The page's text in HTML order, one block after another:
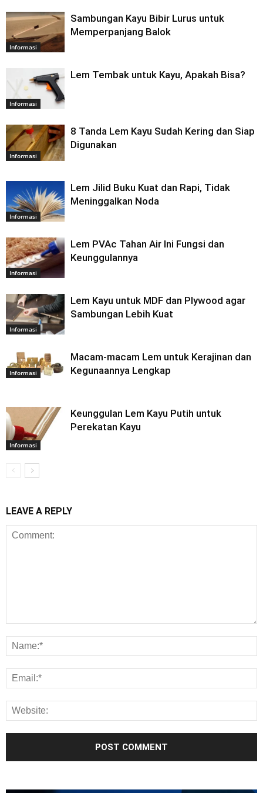
Informasi
Sambungan Kayu Bibir Lurus untuk
Memperpanjang Balok
Informasi
Lem Tembak untuk Kayu, Apakah Bisa?
Informasi
8 Tanda Lem Kayu Sudah Kering dan Siap
Digunakan
Informasi
Lem Jilid Buku Kuat dan Rapi, Tidak
Meninggalkan Noda
Informasi
Lem PVAc Tahan Air Ini Fungsi dan
Keunggulannya
Informasi
Lem Kayu untuk MDF dan Plywood agar
Sambungan Lebih Kuat
Informasi
Macam-macam Lem untuk Kerajinan dan
Kegunaannya Lengkap
Informasi
Keunggulan Lem Kayu Putih untuk
Perekatan Kayu
LEAVE A REPLY